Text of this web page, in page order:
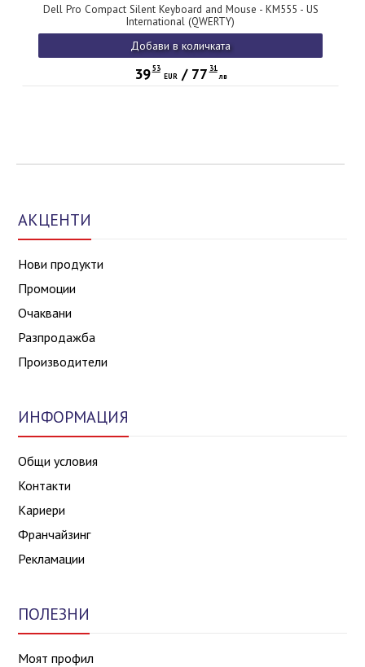
Dell Pro Compact Silent Keyboard and Mouse - KM555 - US
International (QWERTY)
Добави в количката
39 53
EUR/ 77 31
лв
АКЦЕНТИ
Нови продукти
Промоции
Очаквани
Разпродажба
Производители
ИНФОРМАЦИЯ
Общи условия
Контакти
Кариери
Франчайзинг
Рекламации
ПОЛЕЗНИ
Моят профил